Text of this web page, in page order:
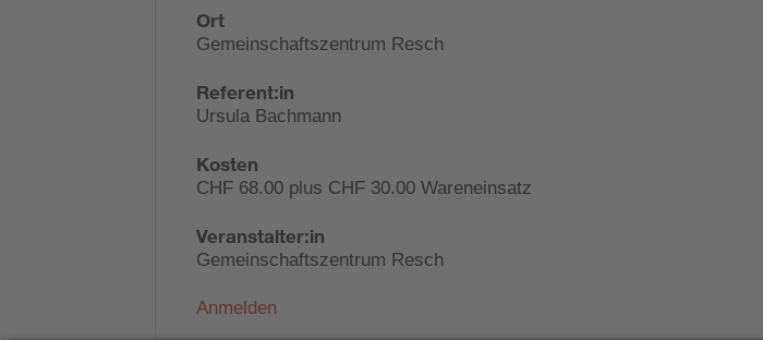
Ort
Gemeinschaftszentrum Resch
Referent:in
Ursula Bachmann
Kosten
CHF 68.00 plus CHF 30.00 Wareneinsatz
Veranstalter:in
Gemeinschaftszentrum Resch
Anmelden